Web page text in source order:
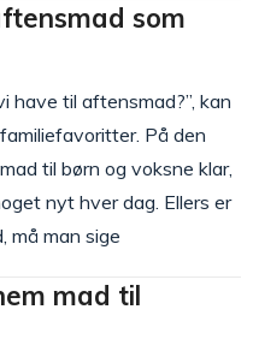
som
have til aftensmad?”, kan
På den
til børn og voksne klar,
nyt hver dag. Ellers er
må man sige
mad til